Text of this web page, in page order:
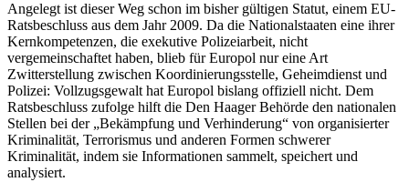
Angelegt ist dieser Weg schon im bisher gültigen Statut, einem EU-
Ratsbeschluss aus dem Jahr 2009. Da die Nationalstaaten eine ihrer
Kernkompetenzen, die exekutive Polizeiarbeit, nicht
vergemeinschaftet haben, blieb für Europol nur eine Art
Zwitterstellung zwischen Koordinierungsstelle, Geheimdienst und
Polizei: Vollzugsgewalt hat Europol bislang offiziell nicht. Dem
Ratsbeschluss zufolge hilft die Den Haager Behörde den nationalen
Stellen bei der „Bekämpfung und Verhinderung“ von organisierter
Kriminalität, Terrorismus und anderen Formen schwerer
Kriminalität, indem sie Informationen sammelt, speichert und
analysiert.